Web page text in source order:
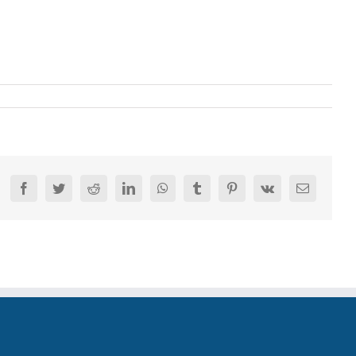
FacebookTwitterRedditLinkedInWhatsAppTumblrPinterest
Vk
E-